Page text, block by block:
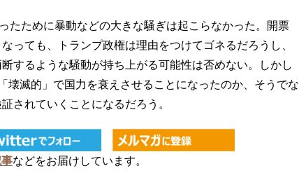
たために暴動などの大きな騒ぎは起こらなかった。開票
っても、トランプ政権は理由をつけてゴネるだろうし、
するような騒動が持ち上がる可能性は否めない。しかし
壊滅的」で国力を衰えさせることになったのか、そうでな
されていくことになるだろう。
などをお届けしています。